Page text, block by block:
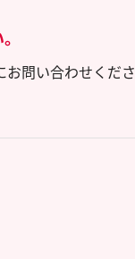
問い合わせくだ